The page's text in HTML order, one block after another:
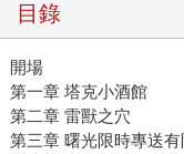
目錄
開場
第一章 塔克小酒館
第二章 雷獸之穴
第三章 曙光限時專送有